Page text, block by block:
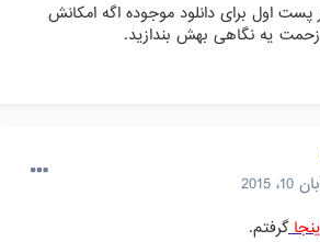
اول برای دانلود موجوده اگه امکانش
یه نگاهی بهش بندازید.
10، 2015
گرفتم.